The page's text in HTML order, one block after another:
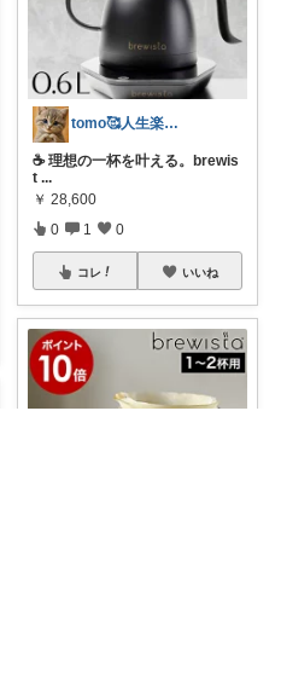
tomo🥰人生楽しく生きなくちゃ😁✨
​☕️ 理想の一杯を叶える。brewis
t ...
￥ 28,600
0 1 0
コレ いいね